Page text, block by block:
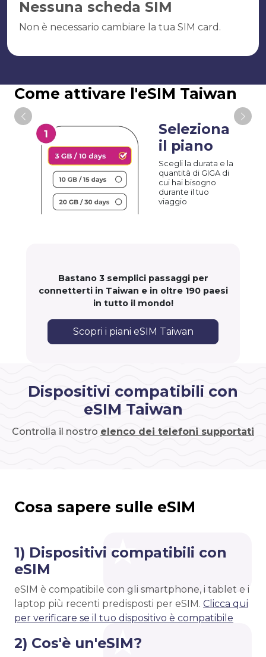
Nessuna scheda SIM
Non è necessario cambiare la tua SIM card.
Come attivare l'eSIM Taiwan
Seleziona
il piano
Scegli la durata e la
quantità di GIGA di
cui hai bisogno
durante il tuo
viaggio
Bastano 3 semplici passaggi per
connetterti in Taiwan e in oltre 190 paesi
in tutto il mondo!
Scopri i piani eSIM Taiwan
Dispositivi compatibili con
eSIM Taiwan
Controlla il nostro elenco dei telefoni supportati
Cosa sapere sulle eSIM
1) Dispositivi compatibili con
eSIM
eSIM è compatibile con gli smartphone, i tablet e i
laptop più recenti predisposti per eSIM. Clicca qui
per verificare se il tuo dispositivo è compatibile
2) Cos'è un'eSIM?